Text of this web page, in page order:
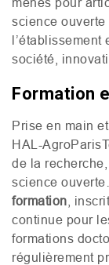
science
l’établissement
société,
Formation
Prise en main
HAL -
de la
science
formation ,
continue pour
formations
régulièrement